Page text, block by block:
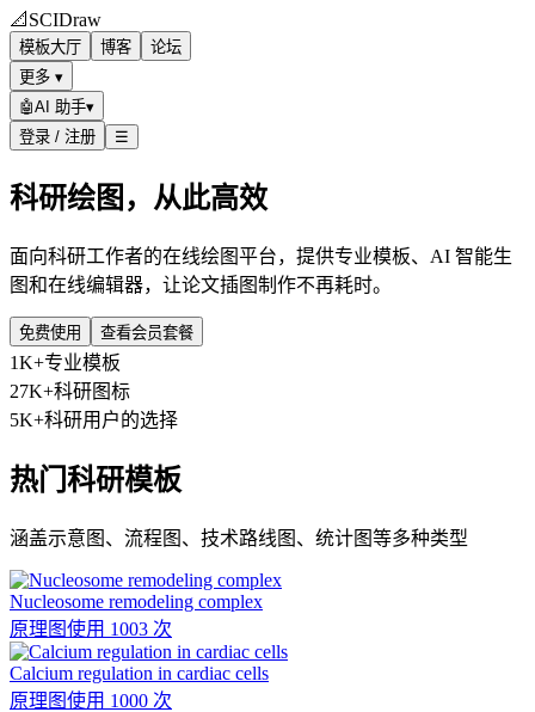
📐 SCIDraw
模板大厅 博客
论坛
更多 ▾
🤖AI 助手▾
登录 / 注册
☰
科研绘图，从此高效
面向科研工作者的在线绘图平台，提供专业模板、AI 智能生
图和在线编辑器，让论文插图制作不再耗时。
免费使用 查看会员套餐
1K+专业模板
27K+科研图标
5K+科研用户的选择
热门科研模板
涵盖示意图、流程图、技术路线图、统计图等多种类型
Nucleosome remodeling complex
原理图使用 1003 次
Calcium regulation in cardiac cells
原理图使用 1000 次